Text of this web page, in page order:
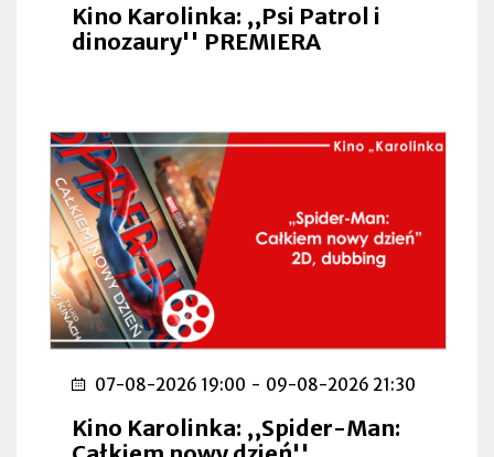
Kino Karolinka: ,,Psi Patrol i
dinozaury'' PREMIERA
07-08-2026 19:00 - 09-08-2026 21:30
Kino Karolinka: ,,Spider-Man: